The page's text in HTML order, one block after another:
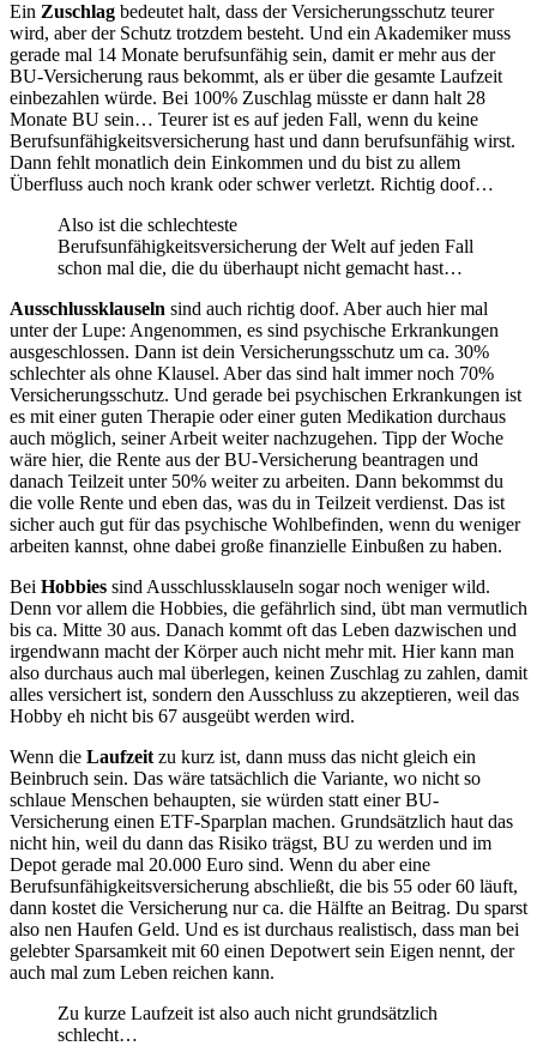
Ein Zuschlag bedeutet halt, dass der Versicherungsschutz teurer
wird, aber der Schutz trotzdem besteht. Und ein Akademiker muss
gerade mal 14 Monate berufsunfähig sein, damit er mehr aus der
BU-Versicherung raus bekommt, als er über die gesamte Laufzeit
einbezahlen würde. Bei 100% Zuschlag müsste er dann halt 28
Monate BU sein… Teurer ist es auf jeden Fall, wenn du keine
Berufsunfähigkeitsversicherung hast und dann berufsunfähig wirst.
Dann fehlt monatlich dein Einkommen und du bist zu allem
Überfluss auch noch krank oder schwer verletzt. Richtig doof…
Also ist die schlechteste
Berufsunfähigkeitsversicherung der Welt auf jeden Fall
schon mal die, die du überhaupt nicht gemacht hast…
Ausschlussklauseln sind auch richtig doof. Aber auch hier mal
unter der Lupe: Angenommen, es sind psychische Erkrankungen
ausgeschlossen. Dann ist dein Versicherungsschutz um ca. 30%
schlechter als ohne Klausel. Aber das sind halt immer noch 70%
Versicherungsschutz. Und gerade bei psychischen Erkrankungen ist
es mit einer guten Therapie oder einer guten Medikation durchaus
auch möglich, seiner Arbeit weiter nachzugehen. Tipp der Woche
wäre hier, die Rente aus der BU-Versicherung beantragen und
danach Teilzeit unter 50% weiter zu arbeiten. Dann bekommst du
die volle Rente und eben das, was du in Teilzeit verdienst. Das ist
sicher auch gut für das psychische Wohlbefinden, wenn du weniger
arbeiten kannst, ohne dabei große finanzielle Einbußen zu haben.
Bei Hobbies sind Ausschlussklauseln sogar noch weniger wild.
Denn vor allem die Hobbies, die gefährlich sind, übt man vermutlich
bis ca. Mitte 30 aus. Danach kommt oft das Leben dazwischen und
irgendwann macht der Körper auch nicht mehr mit. Hier kann man
also durchaus auch mal überlegen, keinen Zuschlag zu zahlen, damit
alles versichert ist, sondern den Ausschluss zu akzeptieren, weil das
Hobby eh nicht bis 67 ausgeübt werden wird.
Wenn die Laufzeit zu kurz ist, dann muss das nicht gleich ein
Beinbruch sein. Das wäre tatsächlich die Variante, wo nicht so
schlaue Menschen behaupten, sie würden statt einer BU-
Versicherung einen ETF-Sparplan machen. Grundsätzlich haut das
nicht hin, weil du dann das Risiko trägst, BU zu werden und im
Depot gerade mal 20.000 Euro sind. Wenn du aber eine
Berufsunfähigkeitsversicherung abschließt, die bis 55 oder 60 läuft,
dann kostet die Versicherung nur ca. die Hälfte an Beitrag. Du sparst
also nen Haufen Geld. Und es ist durchaus realistisch, dass man bei
gelebter Sparsamkeit mit 60 einen Depotwert sein Eigen nennt, der
auch mal zum Leben reichen kann.
Zu kurze Laufzeit ist also auch nicht grundsätzlich
schlecht…